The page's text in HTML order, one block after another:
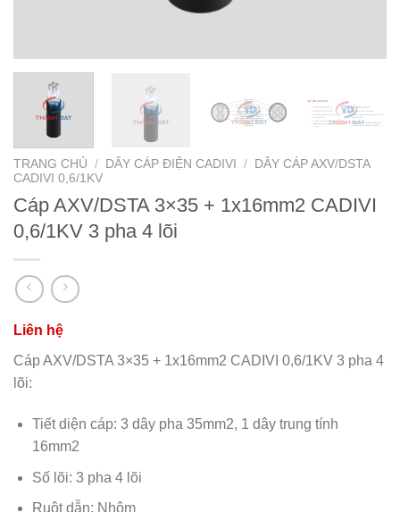
TRANG CHỦ / DÂY CÁP ĐIỆN CADIVI /
DÂY CÁP AXV/DSTA
CADIVI 0,6/1KV
Cáp AXV/DSTA 3×35 + 1x16mm2 CADIVI
0,6/1KV 3 pha 4 lõi
Cáp AXV/DSTA 3×35 + 1x16mm2 CADIVI 0,6/1KV 3 pha 4
lõi:
Tiết diện cáp: 3 dây pha 35mm2, 1 dây trung tính
16mm2
Số lõi: 3 pha 4 lõi
Ruột dẫn: Nhôm